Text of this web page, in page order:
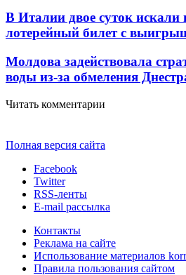
В Италии двое суток
лотерейный билет с
Молдова задействовала
воды из-за обмеления
Читать комментарии
Полная версия сайта
Facebook
Twitter
RSS-ленты
E-mail рассылка
Контакты
Реклама на сайте
Использование материалов
Правила пользования сайтом